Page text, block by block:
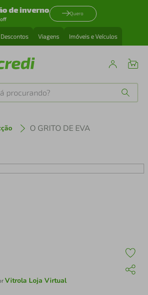
de inverno Quero
Viagens Imóveis e Veículos
O GRITO DE EVA
Vitrola Loja Virtual